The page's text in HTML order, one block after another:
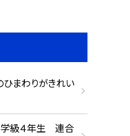
まわりがきれい
級４年生 連合